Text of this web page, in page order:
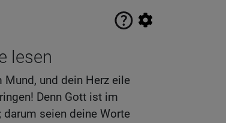
lesen
und dein Herz eile
Denn Gott ist im
seien deine Worte